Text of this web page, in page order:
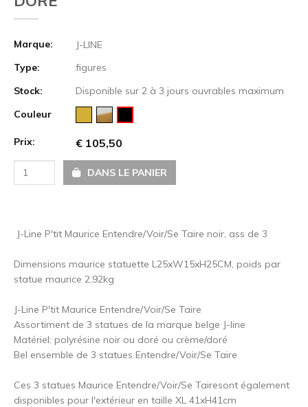
Marque:
J-LINE
Type:
figures
Stock:
Disponible sur 2 à 3 jours ouvrables maximum
Couleur
Prix: € 105,50
DANS LE PANIER
J-Line P'tit Maurice Entendre/Voir/Se Taire noir, ass de 3
Dimensions maurice statuette L25xW15xH25CM, poids par
statue maurice 2,92kg
J-Line P'tit Maurice Entendre/Voir/Se Taire
Assortiment de 3 statues de la marque belge J-line
Matériel: polyrésine noir ou doré ou crème/doré
Bel ensemble de 3 statues Entendre/Voir/Se Taire
Ces 3 statues Maurice Entendre/Voir/Se Tairesont également
disponibles pour l'extérieur en taille XL 41xH41cm